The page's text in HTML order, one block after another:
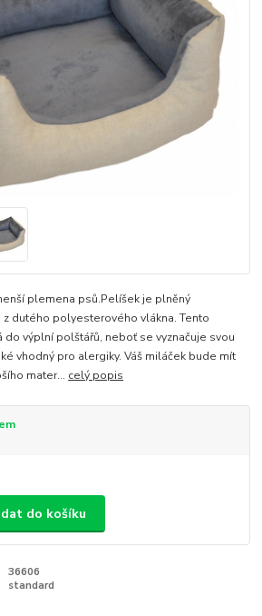
plemena psů.Pelíšek je plněný
dutého polyesterového vlákna. Tento
do výplní polštářů, neboť se vyznačuje svou
vhodný pro alergiky. Váš miláček bude mít
mater... celý popis
do košíku
36606
standard